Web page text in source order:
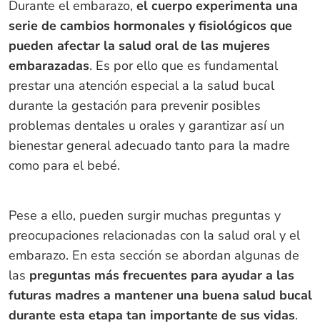
Durante el embarazo, el cuerpo experimenta una
serie de cambios hormonales y fisiológicos que
pueden afectar la salud oral de las mujeres
embarazadas. Es por ello que es fundamental
prestar una atención especial a la salud bucal
durante la gestación para prevenir posibles
problemas dentales u orales y garantizar así un
bienestar general adecuado tanto para la madre
como para el bebé.
Pese a ello, pueden surgir muchas preguntas y
preocupaciones relacionadas con la salud oral y el
embarazo. En esta sección se abordan algunas de
las preguntas más frecuentes para ayudar a las
futuras madres a mantener una buena salud bucal
durante esta etapa tan importante de sus vidas.